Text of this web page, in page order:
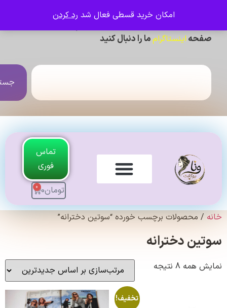
امکان خرید قسطی فعال شدرد کردن
اینستاگرامما را دنبال کنید
جستجو
تماس
فوری
0
برچسب خورده “سوتین دخترانه”
دخترانه
8 نتیجه
تخفیف!